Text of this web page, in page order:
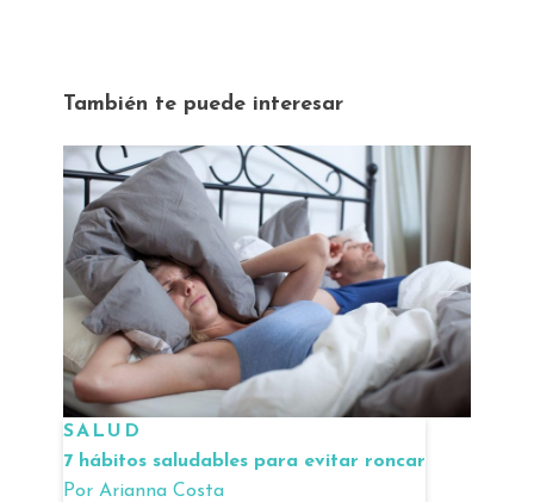
También te puede interesar
SALUD
7 hábitos saludables para evitar roncar
Por Arianna Costa